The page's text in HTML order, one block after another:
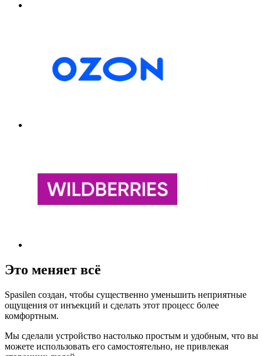
Это меняет всё
Spasilen создан, чтобы существенно уменьшить неприятные
ощущения от инъекций и сделать этот процесс более
комфортным.
Мы сделали устройство настолько простым и удобным, что вы
можете использовать его самостоятельно, не привлекая